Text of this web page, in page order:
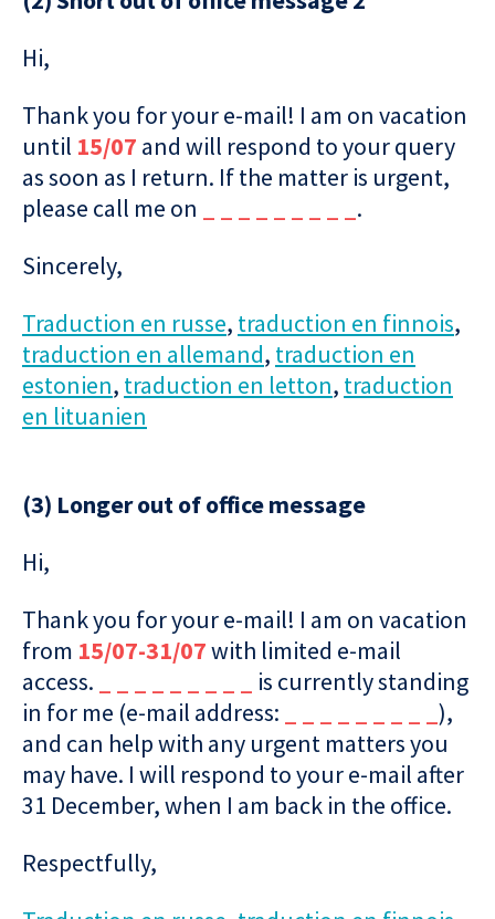
Hi,
Thank you for your e-mail! I am on vacation
until 15/07 and will respond to your query
as soon as I return. If the matter is urgent,
please call me on
.
Sincerely,
Traduction en russe, traduction en finnois,
traduction en allemand, traduction en
estonien, traduction en letton, traduction
en lituanien
(3) Longer out of office message
Hi,
Thank you for your e-mail! I am on vacation
from 15/07-31/07with limited e-mail
access.
is currently standing
in for me (e-mail address:
),
and can help with any urgent matters you
may have. I will respond to your e-mail after
31 December, when I am back in the office.
Respectfully,